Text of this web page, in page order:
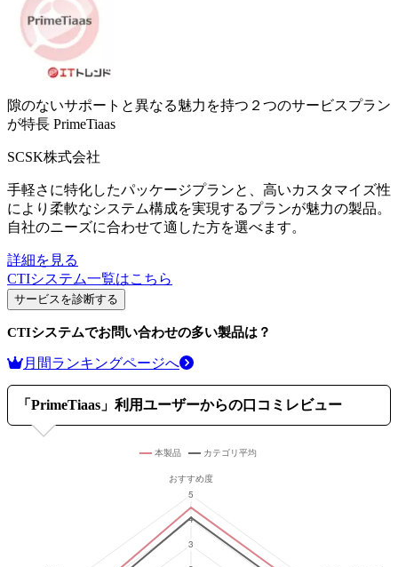
隙のないサポートと異なる魅力を持つ２つのサービスプラン
が特長 PrimeTiaas
SCSK株式会社
手軽さに特化したパッケージプランと、高いカスタマイズ性
により柔軟なシステム構成を実現するプランが魅力の製品。
自社のニーズに合わせて適した方を選べます。
詳細を見る
CTIシステム一覧はこちら
サービスを診断する
CTIシステムでお問い合わせの多い製品は？
月間ランキングページへ
「 PrimeTiaas 」利用ユーザーからの口コミレビュー